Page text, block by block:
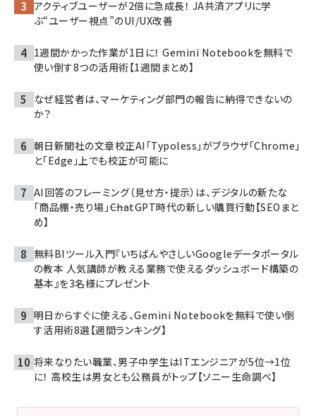
アクティブユーザーが2倍に急成長！ JA共済アプリに学
ぶ“ユーザー視点”のUI/UX改善
1週間かかった作業が1日に！ Gemini Notebookを無料で
使い倒す8つの活用術【1週間まとめ】
なぜ経営者は、マーケティング部門の報告に納得できないの
か？
朝日新聞社の文章校正AI「Typoless」がブラウザ「Chrome」
と「Edge」上でも校正が可能に
AI回答のフレーミング（見せ方・提示）は、デジタルの新たな
「商品棚・売り場」――ChatGPT時代の新しい購買行動【SEOまと
め】
無料BIツール入門『いちばんやさしいGoogleデータポータル
の教本 人気講師が教える業務で使えるダッシュボード構築の
基本』を3名様にプレゼント
明日からすぐに使える、Gemini Notebookを無料で使い倒
す活用術8選【週間ランキング】
将来なりたい職業、男子中学生はITエンジニアが5位→1位
に！ 高校生は男女とも公務員がトップ【ソニー生命調べ】